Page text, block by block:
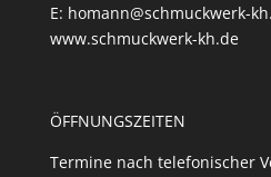
E: homann@schmuckwerk-
www.schmuckwerk-kh.de
ÖFFNUNGSZEITEN
Termine nach telefonischer